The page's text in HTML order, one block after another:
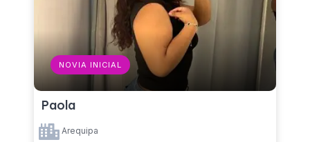
NOVIA INICIAL
Paola
Arequipa